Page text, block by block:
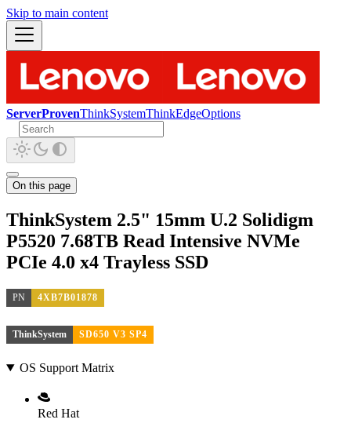
Skip to main content
ServerProvenThinkSystemThinkEdgeOptions
On this page
ThinkSystem 2.5" 15mm U.2 Solidigm
P5520 7.68TB Read Intensive NVMe
PCIe 4.0 x4 Trayless SSD
PN 4XB7B01878
ThinkSystem SD650 V3 SP4
OS Support Matrix
Red Hat